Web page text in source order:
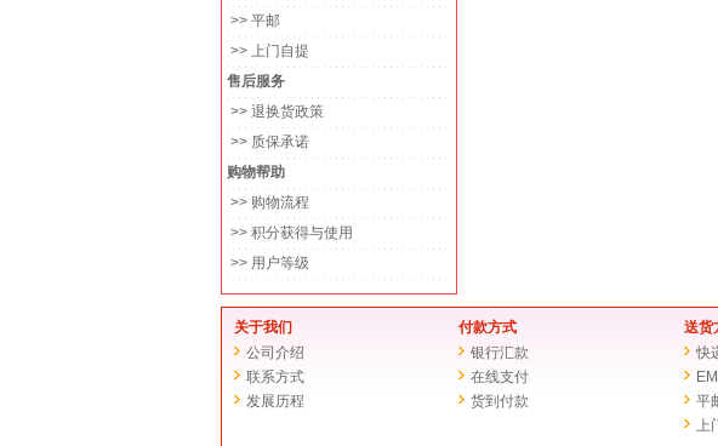
>> 平邮
>> 上门自提
售后服务
>> 退换货政策
>> 质保承诺
购物帮助
>> 购物流程
>> 积分获得与使用
>> 用户等级
关于我们
公司介绍
联系方式
发展历程
付款方式
银行汇款
在线支付
货到付款
送货
快
平
上